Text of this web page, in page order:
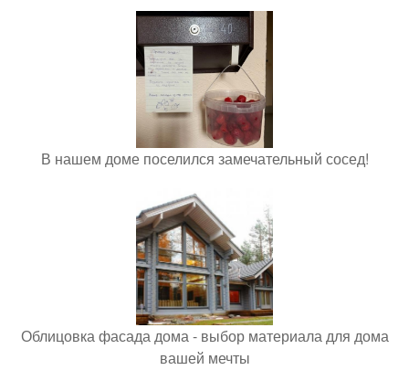
В нашем доме поселился замечательный сосед!
Облицовка фасада дома - выбор материала для дома
вашей мечты